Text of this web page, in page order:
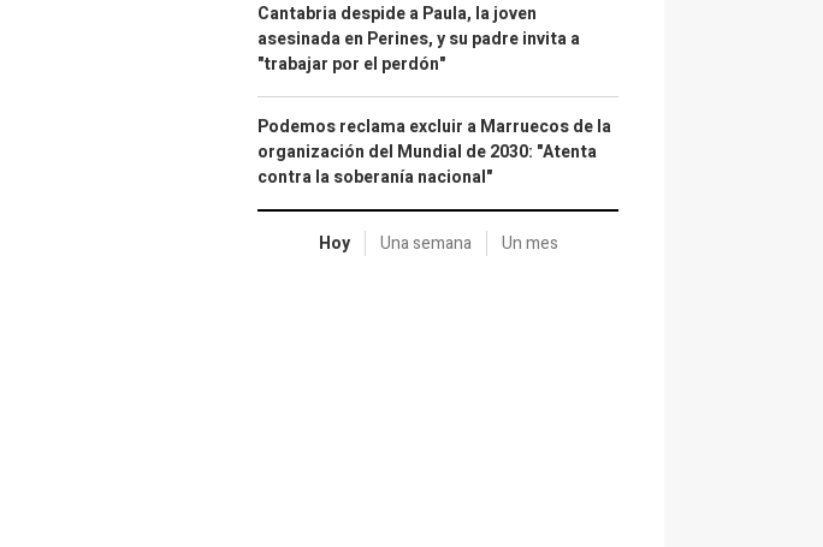
Cantabria despide a Paula, la joven
asesinada en Perines, y su padre invita a
"trabajar por el perdón"
Podemos reclama excluir a Marruecos de la
organización del Mundial de 2030: "Atenta
contra la soberanía nacional"
Hoy Una semana Un mes